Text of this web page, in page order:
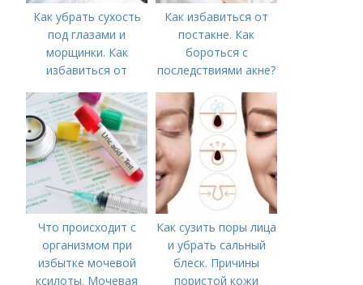
Как убрать сухость
под глазами и
морщинки. Как
избавиться от
косметологические
процедуры
Как избавиться от
постакне. Как
бороться с
последствиями акне?
Что происходит с
организмом при
избытке мочевой
ксилоты. Мочевая
Как сузить поры лица
и убрать сальный
блеск. Причины
пористой кожи